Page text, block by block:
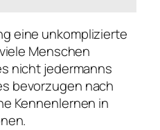
eine unkomplizierte
Menschen
nicht jedermanns
bevorzugen nach
Kennenlernen in